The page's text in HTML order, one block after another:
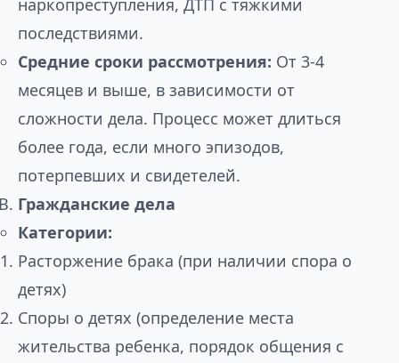
наркопреступления, ДТП с тяжкими
последствиями.
Средние сроки рассмотрения: От 3-4
месяцев и выше, в зависимости от
сложности дела. Процесс может длиться
более года, если много эпизодов,
потерпевших и свидетелей.
Гражданские дела
Категории:
Расторжение брака (при наличии спора о
детях)
Споры о детях (определение места
жительства ребенка, порядок общения с